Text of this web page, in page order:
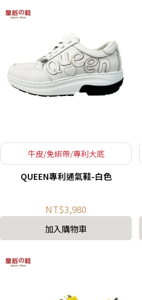
牛皮/免綁帶/專利大底
QUEEN專利通氣鞋-白色
NT$3,980
加入購物車